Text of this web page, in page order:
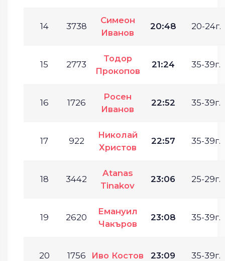
14 3738
Симеон
Иванов
20:48 20-24г.
15 2773
Тодор
Прокопов
21:24 35-39г.
16 1726
Росен
Иванов
22:52 35-39г.
17 922
Николай
Христов
22:57 35-39г.
18 3442
Atanas
Tinakov
23:06 25-29г.
19 2620
Емануил
Чакъров
23:08 35-39г.
20 1756 Иво Костов 23:09 35-39г.